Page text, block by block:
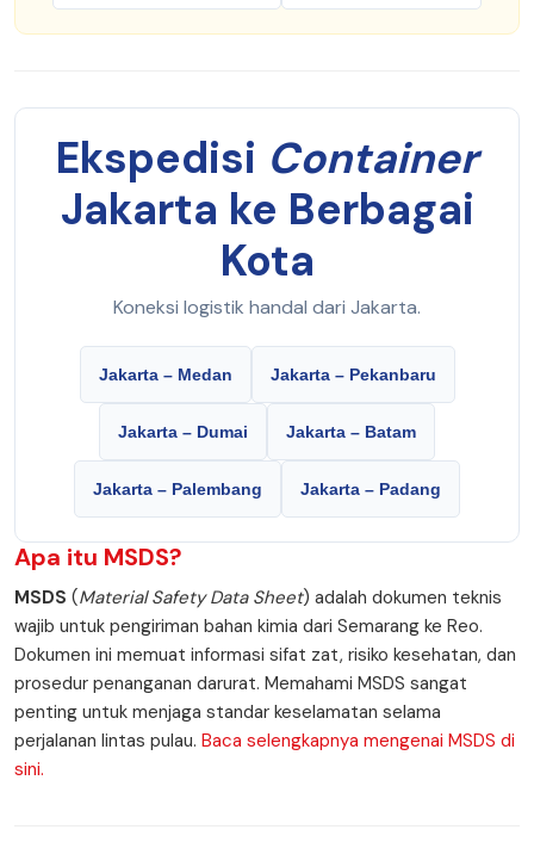
Ekspedisi Container
Jakarta ke Berbagai
Kota
Koneksi logistik handal dari Jakarta.
Jakarta – Medan Jakarta – Pekanbaru
Jakarta – Dumai Jakarta – Batam
Jakarta – Palembang Jakarta – Padang
Apa itu MSDS?
MSDS (Material Safety Data Sheet) adalah dokumen teknis
wajib untuk pengiriman bahan kimia dari Semarang ke Reo.
Dokumen ini memuat informasi sifat zat, risiko kesehatan, dan
prosedur penanganan darurat. Memahami MSDS sangat
penting untuk menjaga standar keselamatan selama
perjalanan lintas pulau. Baca selengkapnya mengenai MSDS di
sini.